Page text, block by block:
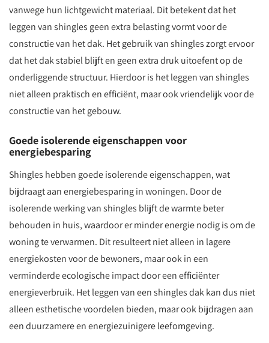
vanwege hun lichtgewicht materiaal. Dit betekent dat het
leggen van shingles geen extra belasting vormt voor de
constructie van het dak. Het gebruik van shingles zorgt ervoor
dat het dak stabiel blijft en geen extra druk uitoefent op de
onderliggende structuur. Hierdoor is het leggen van shingles
niet alleen praktisch en efficiënt, maar ook vriendelijk voor de
constructie van het gebouw.
Goede isolerende eigenschappen voor
energiebesparing
Shingles hebben goede isolerende eigenschappen, wat
bijdraagt aan energiebesparing in woningen. Door de
isolerende werking van shingles blijft de warmte beter
behouden in huis, waardoor er minder energie nodig is om de
woning te verwarmen. Dit resulteert niet alleen in lagere
energiekosten voor de bewoners, maar ook in een
verminderde ecologische impact door een efficiënter
energieverbruik. Het leggen van een shingles dak kan dus niet
alleen esthetische voordelen bieden, maar ook bijdragen aan
een duurzamere en energiezuinigere leefomgeving.